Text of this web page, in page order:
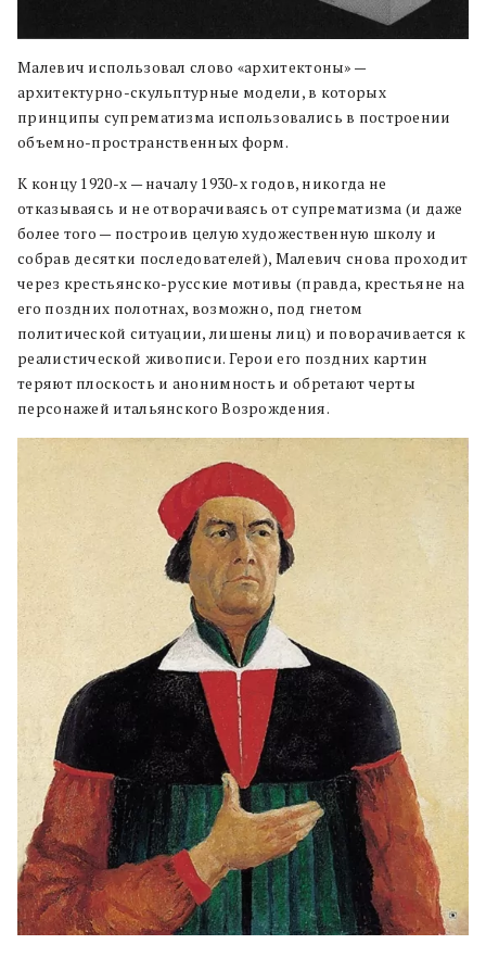
Малевич использовал слово «архитектоны» —
архитектурно-скульптурные модели, в которых
принципы супрематизма использовались в построении
объемно-пространственных форм.
К концу 1920-х — началу 1930-х годов, никогда не
отказываясь и не отворачиваясь от супрематизма (и даже
более того — построив целую художественную школу и
собрав десятки последователей), Малевич снова проходит
через крестьянско-русские мотивы (правда, крестьяне на
его поздних полотнах, возможно, под гнетом
политической ситуации, лишены лиц) и поворачивается к
реалистической живописи. Герои его поздних картин
теряют плоскость и анонимность и обретают черты
персонажей итальянского Возрождения.